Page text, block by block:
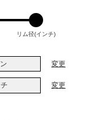
リム径(インチ)
変更
変更